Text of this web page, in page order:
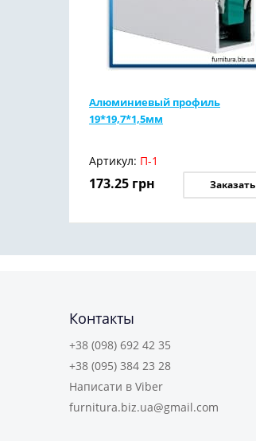
Алюминиевый профиль
19*19,7*1,5мм
Артикул: П-1
173.25 грн Заказать
Контакты
+38 (098) 692 42 35
+38 (095) 384 23 28
Написати в Viber
furnitura.biz.ua@gmail.com